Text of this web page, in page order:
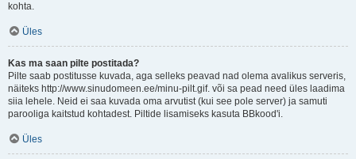
kohta.
Üles
Kas ma saan pilte postitada?
Pilte saab postitusse kuvada, aga selleks peavad nad olema avalikus serveris,
näiteks http://www.sinudomeen.ee/minu-pilt.gif. või sa pead need üles laadima
siia lehele. Neid ei saa kuvada oma arvutist (kui see pole server) ja samuti
parooliga kaitstud kohtadest. Piltide lisamiseks kasuta BBkood'i.
Üles